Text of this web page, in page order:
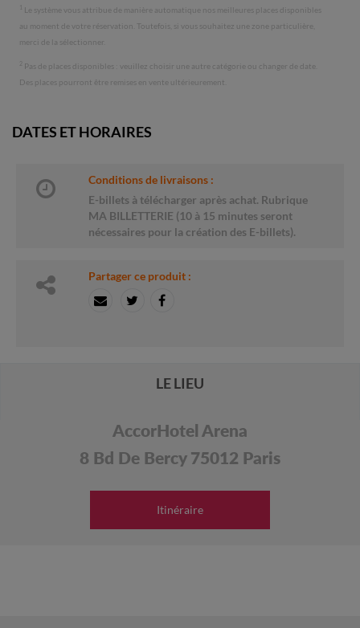
Le système vous attribue de manière automatique nos meilleures places disponibles
au moment de votre réservation. Toutefois, si vous souhaitez une zone particulière,
merci de la sélectionner.
2 Pas de places disponibles : veuillez choisir une autre catégorie ou changer de date.
Des places pourront être remises en vente ultérieurement.
DATES ET HORAIRES
Conditions de livraisons :
E-billets à télécharger après achat. Rubrique
MA BILLETTERIE (10 à 15 minutes seront
nécessaires pour la création des E-billets).
Partager ce produit :
LE LIEU
AccorHotel Arena
8 Bd De Bercy 75012 Paris
Itinéraire